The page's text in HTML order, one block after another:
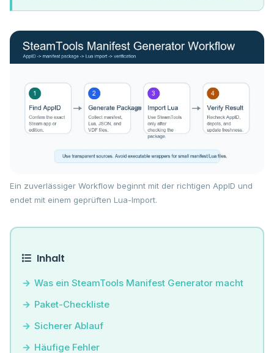
Ein zuverlässiger Workflow beginnt mit der richtigen AppID und
endet mit einem geprüften Lua-Import.
Inhalt
Was ein SteamTools Manifest Generator macht
Paket-Checkliste
Sicherer Ablauf
Häufige Fehler